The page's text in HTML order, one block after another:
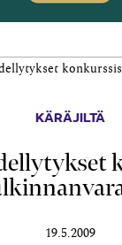
KÄRÄJILTÄ
19.5.2009